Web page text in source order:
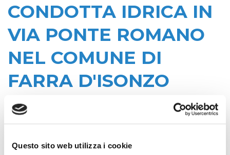
Questo sito web utilizza i cookie
CONDOTTA IDRICA IN
VIA PONTE ROMANO
NEL COMUNE DI
FARRA D'ISONZO
Data di pubblicazione: 28/06/2023
Z5B3BBA1AD